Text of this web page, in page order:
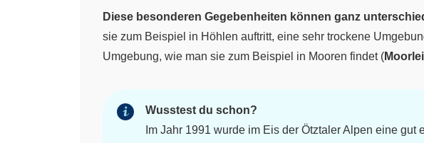
Diese besonderen Gegebenheiten können ganz
sie zum Beispiel in Höhlen auftritt, eine sehr trockene
Umgebung, wie man sie zum Beispiel in Mooren findet (
Wusstest du schon?
Im Jahr 1991 wurde im Eis der Ötztaler Alpen eine